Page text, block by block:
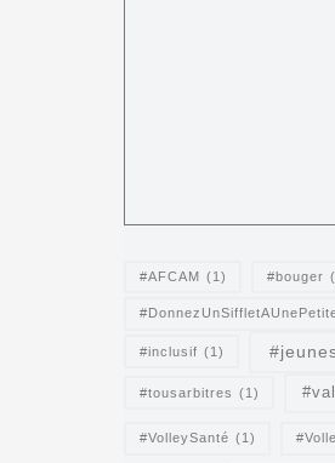
#AFCAM (1) #bouger
#inclusif (1)
#tousarbitres (1)
#VolleySanté (1)